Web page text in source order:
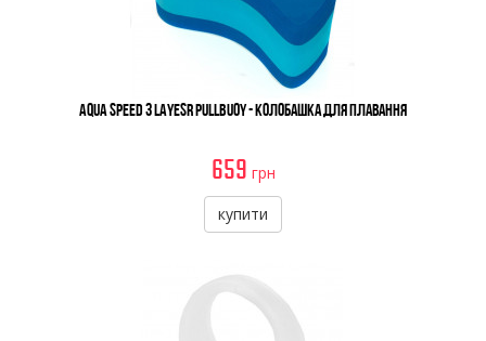
Aqua Speed 3 Layesr Pullbuoy - Колобашка Для Плавання
659 грн
купити